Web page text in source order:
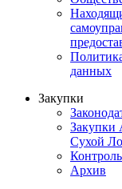
данных
Закупки
Закупки
Сухой
Архив